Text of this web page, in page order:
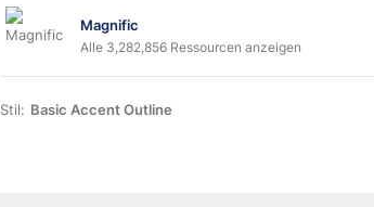
Magnific
Alle 3,282,856 Ressourcen anzeigen
Stil: Basic Accent Outline